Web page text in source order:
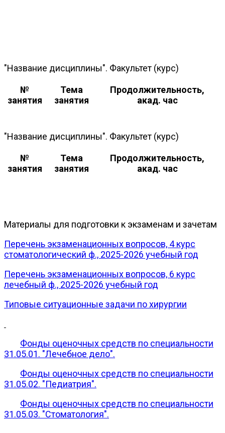
"Название дисциплины". Факультет (курс)
№
занятия
Тема
занятия
Продолжительность,
акад. час
"Название дисциплины". Факультет (курс)
№
занятия
Тема
занятия
Продолжительность,
акад. час
Материалы для подготовки к экзаменам и зачетам
Перечень экзаменационных вопросов, 4 курс
стоматологический ф., 2025-2026 учебный год
Перечень экзаменационных вопросов, 6 курс
лечебный ф., 2025-2026 учебный год
Типовые ситуационные задачи по хирургии
Фонды оценочных средств по специальности
31.05.01. "Лечебное дело".
Фонды оценочных средств по специальности
31.05.02. "Педиатрия".
Фонды оценочных средств по специальности
31.05.03. "Стоматология".